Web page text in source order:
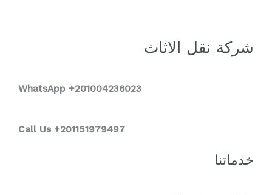
شركة نقل الاثاث
WhatsApp +201004236023
Call Us +201151979497
خدماتنا